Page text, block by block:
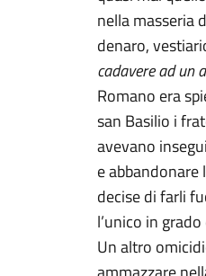
nella masseria
denaro,
cadavere ad un
Romano era
san Basilio i
avevano
e abbandonare
decise di farli
l’unico in
Un altro